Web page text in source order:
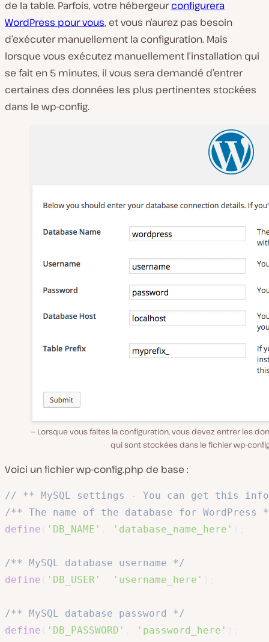
de la table. Parfois, votre hébergeurconfigurera
WordPress pour vous, et vous n’aurez pas besoin
d’exécuter manuellement la configuration. Mais
lorsque vous exécutez manuellement l’installation qui
se fait en 5 minutes, il vous sera demandé d’entrer
certaines des données les plus pertinentes stockées
dans le wp-config.
Lorsque vous faites la configuration, vous devez entrer les
qui sont stockées dans le fichier wp-
Voici un fichierwp-config.php de base :
// ** MySQL settings - You can get this
/** The name of the database for WordPress
define
'DB_NAME' 'database_name_here'
/** MySQL database username */
define
'DB_USER' 'username_here'
/** MySQL database password */
define
'DB_PASSWORD' 'password_here'